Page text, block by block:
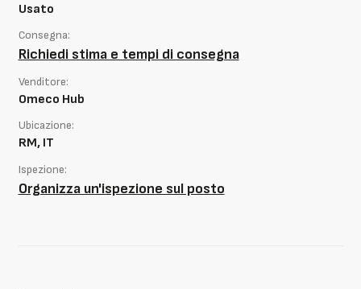
Usato
Consegna:
Richiedi stima e tempi di consegna
Venditore:
Omeco Hub
Ubicazione:
RM, IT
Ispezione:
Organizza un'ispezione sul posto